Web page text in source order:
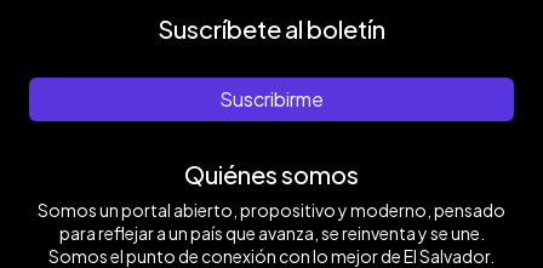
Suscríbete al boletín
Suscribirme
Quiénes somos
Somos un portal abierto, propositivo y moderno, pensado
para reflejar a un país que avanza, se reinventa y se une.
Somos el punto de conexión con lo mejor de El Salvador.